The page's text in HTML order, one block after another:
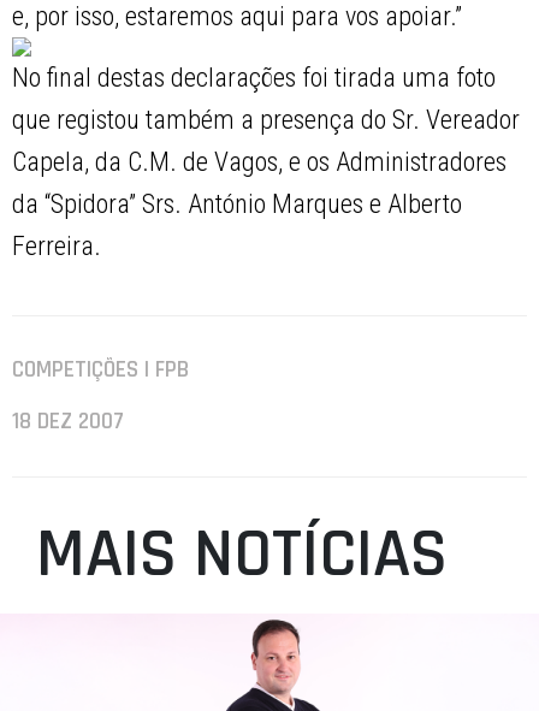
e, por isso, estaremos aqui para vos apoiar.”
No final destas declarações foi tirada uma foto
que registou também a presença do Sr. Vereador
Capela, da C.M. de Vagos, e os Administradores
da “Spidora” Srs. António Marques e Alberto
Ferreira.
COMPETIÇÕES | FPB
18 DEZ 2007
MAIS NOTÍCIAS